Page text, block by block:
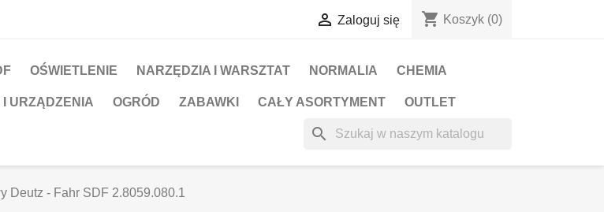
 Zaloguj się shopping_cart Koszyk (0)
OŚWIETLENIE NARZĘDZIA I WARSZTAT NORMALIA CHEMIA
I URZĄDZENIA OGRÓD ZABAWKI CAŁY ASORTYMENT OUTLET
search
Deutz - Fahr SDF 2.8059.080.1